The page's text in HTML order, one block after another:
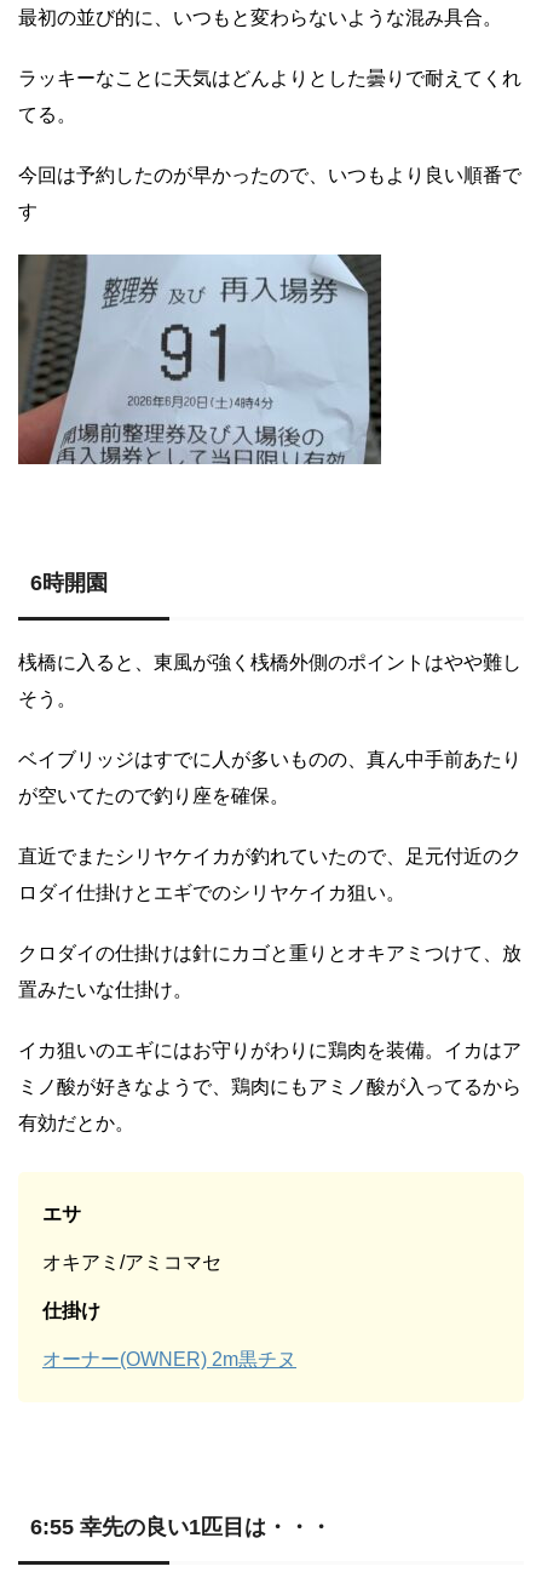
最初の並び的に、いつもと変わらないような混み具合。
ラッキーなことに天気はどんよりとした曇りで耐えてくれ
てる。
今回は予約したのが早かったので、いつもより良い順番で
す
6時開園
桟橋に入ると、東風が強く桟橋外側のポイントはやや難し
そう。
ベイブリッジはすでに人が多いものの、真ん中手前あたり
が空いてたので釣り座を確保。
直近でまたシリヤケイカが釣れていたので、足元付近のク
ロダイ仕掛けとエギでのシリヤケイカ狙い。
クロダイの仕掛けは針にカゴと重りとオキアミつけて、放
置みたいな仕掛け。
イカ狙いのエギにはお守りがわりに鶏肉を装備。イカはア
ミノ酸が好きなようで、鶏肉にもアミノ酸が入ってるから
有効だとか。
エサ
オキアミ/アミコマセ
仕掛け
オーナー(OWNER) 2m黒チヌ
6:55 幸先の良い1匹目は・・・